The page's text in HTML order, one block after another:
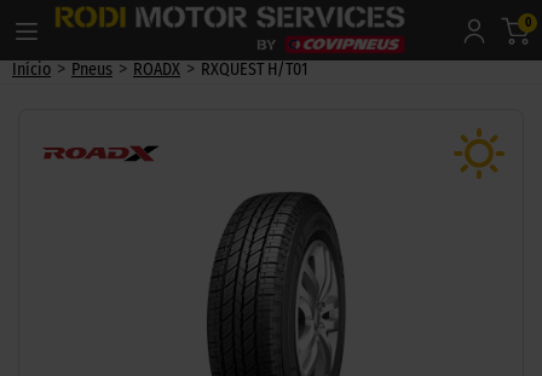
0
Início > Pneus > ROADX > RXQUEST H/T01